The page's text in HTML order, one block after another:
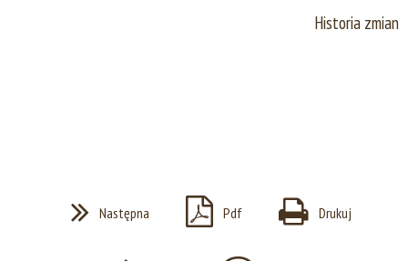
Historia zmian
Następna Pdf Drukuj